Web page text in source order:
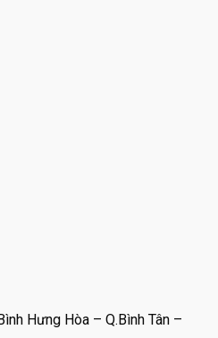
Hưng Hòa – Q.Bình Tân –